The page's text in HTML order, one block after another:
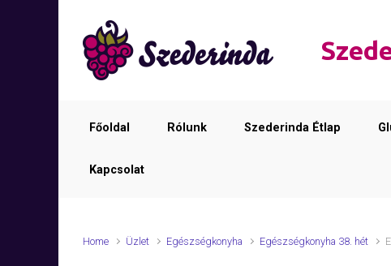
Főoldal Rólunk Szederinda Étlap
Kapcsolat
Home Üzlet Egészségkonyha Egészségkonyha 38. hét